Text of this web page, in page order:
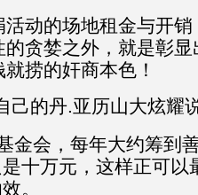
动的场地租金与开
贪婪之外，就是彰
捞的奸商本色！
己的丹.亚历山大炫耀
金会，每年大约筹到
十万元，这样正可以
。